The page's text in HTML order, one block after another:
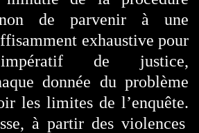
de parvenir à une
exhaustive pour
de justice,
donnée du problème
les limites de l’enquête.
à partir des violences